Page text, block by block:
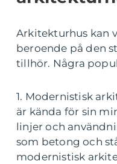
Arkitekturhus kan
beroende på den
tillhör. Några
1. Modernistisk
är kända för sin
linjer och
som betong och
modernistisk